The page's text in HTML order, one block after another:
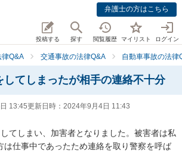
弁護士の方はこちら
投稿する 探す 閲覧履歴 マイリスト ログイン
律Q&A 交通事故の法律Q&A 自動車事故の法律
してしまったが相手の連絡不十分
13:45更新日時： 2024年9月4日 11:43
てしまい、加害者となりました。被害者は私
は仕事中であったため連絡を取り警察を呼ば